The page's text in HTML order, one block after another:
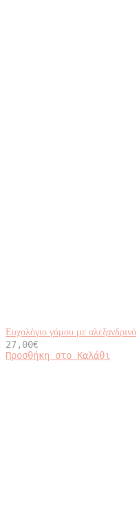
Ευχολόγιο γάμου με αλεξανδρινό
27,00€
Προσθήκη στο Καλάθι